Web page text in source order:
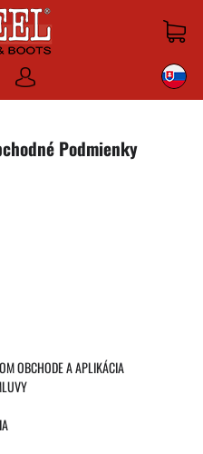
Prihlásiť
sa
Podmienky
OBCHODE A APLIKÁCIA